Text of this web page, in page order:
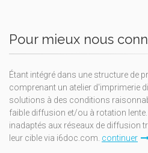
Pour mieux nous
Étant intégré dans une structure de
comprenant un atelier d'imprimerie
solutions à des conditions
faible diffusion et/ou à rotation
inadaptés aux réseaux de diffusion
leur cible via i6doc.com. continuer